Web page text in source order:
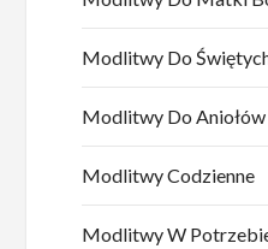
Modlitwy Do
Modlitwy Do Aniołów
Modlitwy Codzienne
Modlitwy W